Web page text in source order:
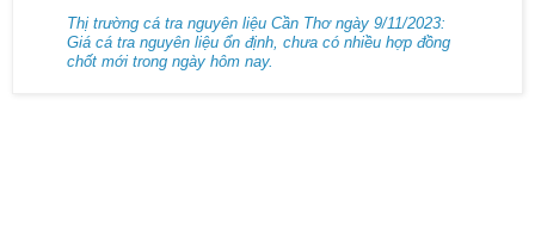
Thị trường cá tra nguyên liệu Cần Thơ ngày 9/11/2023:
Giá cá tra nguyên liệu ổn định, chưa có nhiều hợp đồng
chốt mới trong ngày hôm nay.